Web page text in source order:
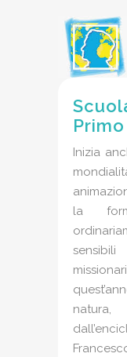
Inizia
la